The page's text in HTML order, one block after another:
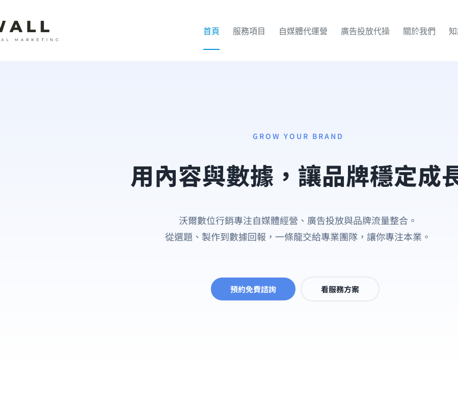
首頁 服務項目 自媒體代運營 廣告投放代操 關於我們
GROW YOUR BRAND
用內容與數據，讓品牌穩定成
沃爾數位行銷專注自媒體經營、廣告投放與品牌流量整合。
從選題、製作到數據回報，一條龍交給專業團隊，讓你專注本業。
預約免費諮詢 看服務方案